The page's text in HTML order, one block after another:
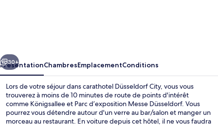
Suivant
30+
PrésentationChambresEmplacementConditions
Lors de votre séjour dans carathotel Düsseldorf City, vous vous
trouverez à moins de 10 minutes de route de points d'intérêt
comme Königsallee et Parc d’exposition Messe Düsseldorf. Vous
pourrez vous détendre autour d'un verre au bar/salon et manger un
morceau au restaurant. En voiture depuis cet hôtel, il ne vous faudra